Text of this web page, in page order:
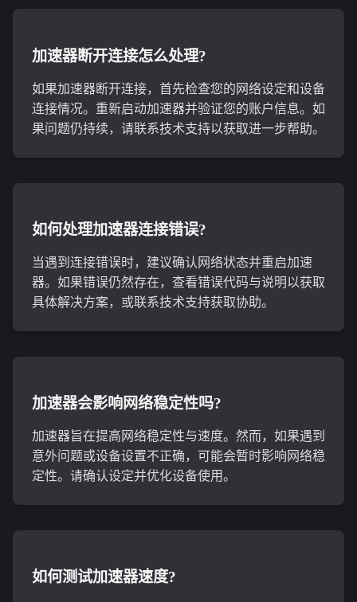
加速器断开连接怎么处理?
如果加速器断开连接，首先检查您的网络设定和设备
连接情况。重新启动加速器并验证您的账户信息。如
果问题仍持续，请联系技术支持以获取进一步帮助。
如何处理加速器连接错误?
当遇到连接错误时，建议确认网络状态并重启加速
器。如果错误仍然存在，查看错误代码与说明以获取
具体解决方案，或联系技术支持获取协助。
加速器会影响网络稳定性吗?
加速器旨在提高网络稳定性与速度。然而，如果遇到
意外问题或设备设置不正确，可能会暂时影响网络稳
定性。请确认设定并优化设备使用。
如何测试加速器速度?